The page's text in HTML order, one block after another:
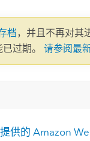
档，并且不再对其
过期。 请参阅最
提供的 Amazon